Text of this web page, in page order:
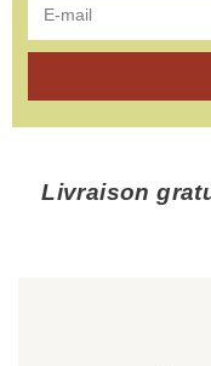
Livraison